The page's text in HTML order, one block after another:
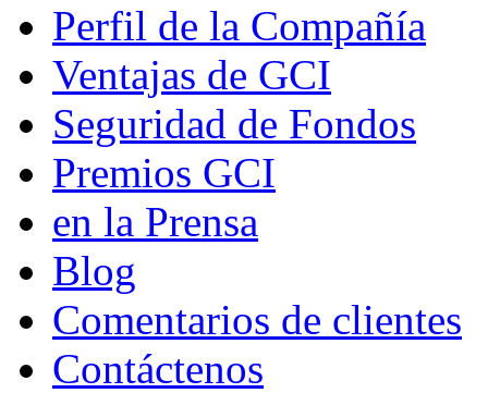
Perfil de la Compañía
Ventajas de GCI
Seguridad de Fondos
Premios GCI
en la Prensa
Blog
Comentarios de clientes
Contáctenos